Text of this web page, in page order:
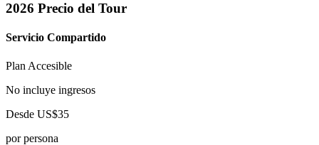
2026 Precio del Tour
Servicio Compartido
Plan Accesible
No incluye ingresos
Desde US$35
por persona